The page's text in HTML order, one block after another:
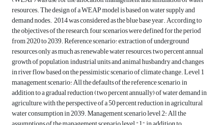
resources. The design of a WEAP model is based on water supply and
demand nodes. 2014 was considered as the blue base year. According to
the objectives of the research, four scenarios were defined for the period
from 2020 to 2039. Reference scenario: extraction of underground
resources only as much as renewable water resources, two percent annual
growth of population, industrial units and animal husbandry and changes
in river flow based on the pessimistic scenario of climate change. Level 1
management scenario: All the defaults of the reference scenario, in
addition to a gradual reduction (two percent annually) of water demand in
agriculture, with the perspective of a 50 percent reduction in agricultural
water consumption in 2039. Management scenario level 2: All the